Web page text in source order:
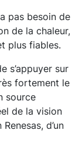
pas besoin de
de la chaleur,
plus fiables.
s’appuyer sur
fortement le
source
de la vision
d’un